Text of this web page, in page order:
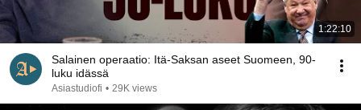
1:22:10
Salainen operaatio: Itä-Saksan aseet Suomeen, 90-
luku idässä
Asiastudiofi • 29K views